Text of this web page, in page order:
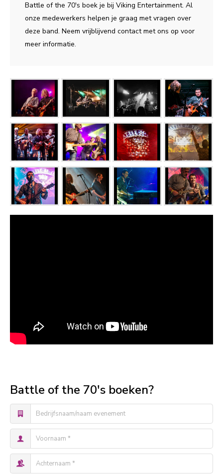
Battle of the 70's boek je bij Viking Entertainment. Al
onze medewerkers helpen je graag met vragen over
deze band. Neem vrijblijvend contact met ons op voor
meer informatie.
Battle of the 70's boeken?